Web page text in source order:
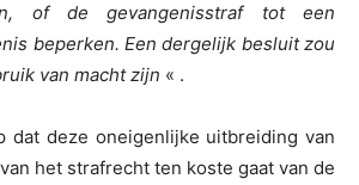
of de gevangenisstraf tot een
beperken. Een dergelijk besluit zou
van macht zijn « .
dat deze oneigenlijke uitbreiding van
het strafrecht ten koste gaat van de